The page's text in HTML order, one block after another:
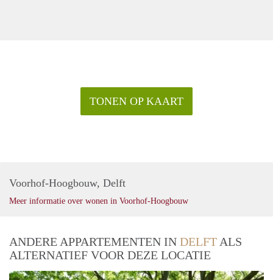
TONEN OP KAART
Voorhof-Hoogbouw, Delft
Meer informatie over wonen in Voorhof-Hoogbouw
ANDERE APPARTEMENTEN IN DELFT ALS
ALTERNATIEF VOOR DEZE LOCATIE